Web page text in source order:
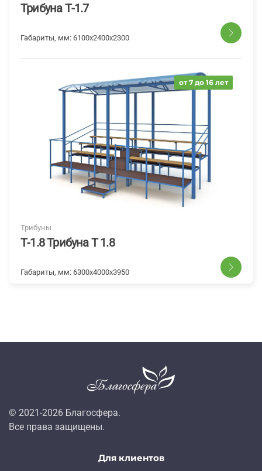
Трибуна Т-1.7
Габариты, мм: 6100x2400x2300
от 7 до 16 лет
Трибуны
Т-1.8 Трибуна Т 1.8
Габариты, мм: 6300x4000x3950
© 2021-2026 Благосфера.
Все права защищены.
Для клиентов